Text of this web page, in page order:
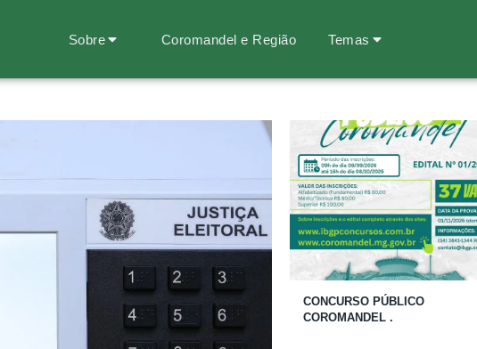
Sobre Coromandel e Região Temas
CONCURSO PÚBLICO
COROMANDEL .